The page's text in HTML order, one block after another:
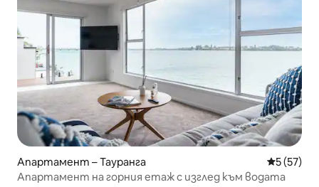
Апартамент – Тауранга Средна
5 (57)
Апартамент на горния етаж с изглед към водата